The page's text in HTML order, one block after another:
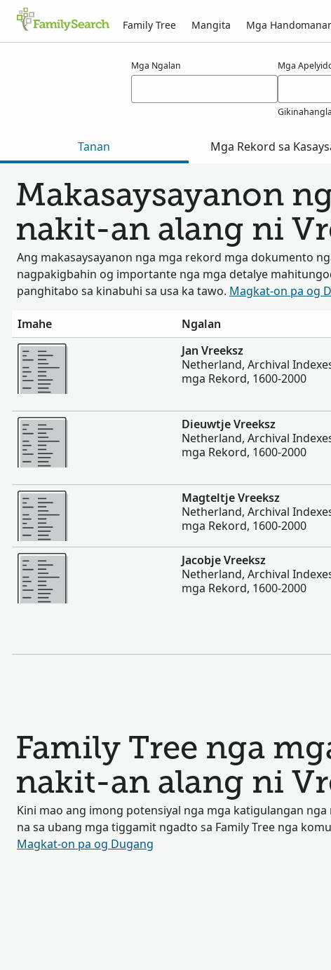
Family Tree Mangita Mga
Mga Ngalan Mga
Tanan Mga Rekord sa
Makasaysayanon
nakit-an alang ni
Ang makasaysayanon nga mga rekord mga dokumento
nagpakigbahin og importante nga mga detalye
panghitabo sa kinabuhi sa usa ka tawo. Magkat-on pa og
Imahe Ngalan
Dugang pa
Jan Vreeksz
Netherland, Archival
mga Rekord, 1600-2000
Dugang pa
Dieuwtje Vreeksz
Netherland, Archival
mga Rekord, 1600-2000
Dugang pa
Magteltje Vreeksz
Netherland, Archival
mga Rekord, 1600-2000
Dugang pa
Jacobje Vreeksz
Netherland, Archival
mga Rekord, 1600-2000
Family Tree nga
nakit-an alang ni
Kini mao ang imong potensiyal nga mga katigulangan nga
na sa ubang mga tiggamit ngadto sa Family Tree nga
Magkat-on pa og Dugang